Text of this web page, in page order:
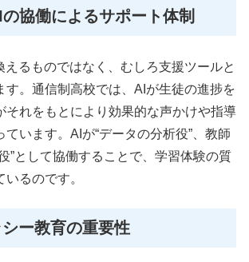
協働によるサポート体制
えるものではなく、むしろ支援ツールと
す。通信制高校では、AIが生徒の進捗を
それをもとにより効果的な声かけや指導
ています。AIが“データの分析役”、教師
”として協働することで、学習体験の質
るのです。
ー教育の重要性